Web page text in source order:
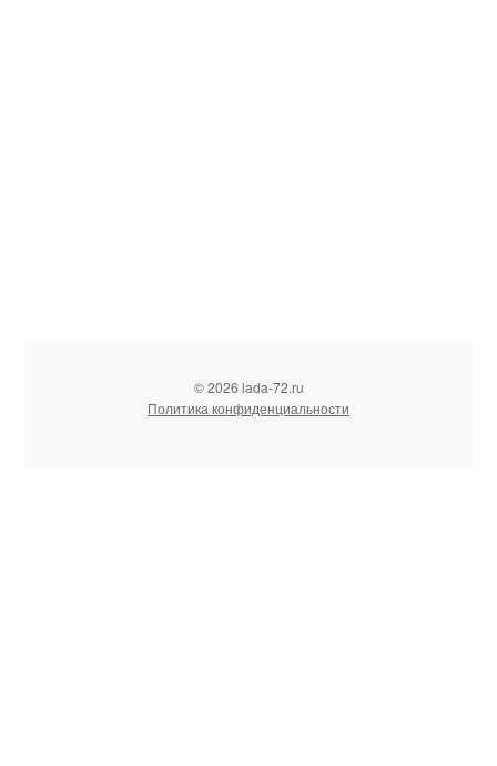
© 2026 lada-72.ru
Политика конфиденциальности